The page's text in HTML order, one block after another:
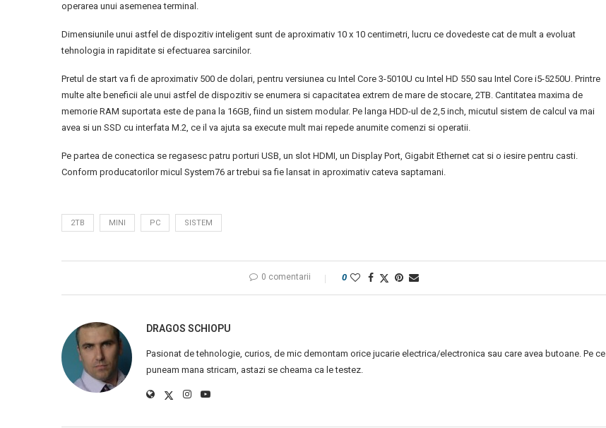
operarea unui asemenea terminal.
Dimensiunile unui astfel de dispozitiv inteligent sunt de aproximativ 10 x 10 centimetri, lucru ce dovedeste cat de mult a evoluat
tehnologia in rapiditate si efectuarea sarcinilor.
Pretul de start va fi de aproximativ 500 de dolari, pentru versiunea cu Intel Core 3-5010U cu Intel HD 550 sau Intel Core i5-5250U. Printre
multe alte beneficii ale unui astfel de dispozitiv se enumera si capacitatea extrem de mare de stocare, 2TB. Cantitatea maxima de
memorie RAM suportata este de pana la 16GB, fiind un sistem modular. Pe langa HDD-ul de 2,5 inch, micutul sistem de calcul va mai
avea si un SSD cu interfata M.2, ce il va ajuta sa execute mult mai repede anumite comenzi si operatii.
Pe partea de conectica se regasesc patru porturi USB, un slot HDMI, un Display Port, Gigabit Ethernet cat si o iesire pentru casti.
Conform producatorilor micul System76 ar trebui sa fie lansat in aproximativ cateva saptamani.
2TB MINI PC SISTEM
0 comentarii 0
DRAGOS SCHIOPU
Pasionat de tehnologie, curios, de mic demontam orice jucarie electrica/electronica sau care avea butoane. Pe ce
puneam mana stricam, astazi se cheama ca le testez.